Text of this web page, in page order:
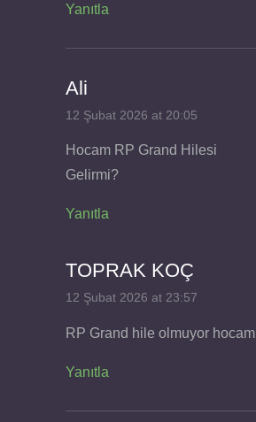
Yanıtla
Ali
12 Şubat 2026 at 20:05
Hocam RP Grand Hilesi
Gelirmi?
Yanıtla
TOPRAK KOÇ
12 Şubat 2026 at 23:57
RP Grand hile olmuyor hocam
Yanıtla